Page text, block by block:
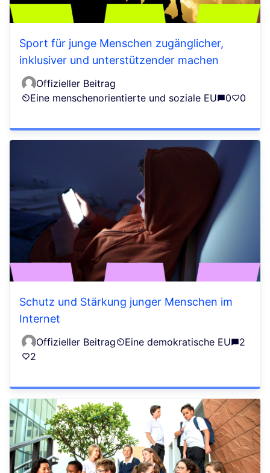
Sport für junge Menschen zugänglicher,
inklusiver und unterstützender machen
Offizieller Beitrag
Eine menschenorientierte und soziale EU
0 0
Schutz und Stärkung junger Menschen im
Internet
Offizieller Beitrag Eine demokratische EU
2
2